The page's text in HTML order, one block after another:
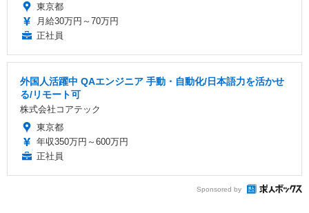
東京都
月給30万円～70万円
正社員
外国人活躍中 QAエンジニア 手動・自動化/日本語力を活かせ
る/リモート可
株式会社コアテック
東京都
年収350万円～600万円
正社員
Sponsored by